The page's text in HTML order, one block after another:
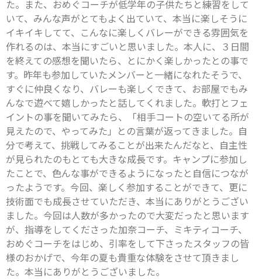
た。また、おめぐコーチが低学年の子供たちと練習をして
いて、みんな声がとてもよく出ていて、本当に楽しそうに
イキイキしてて、こんなに楽しくバレーができる雰囲気を
作れるのは、本当にすごいと思いました。本人に、３日間
を終えての感想を聞いたら、とにかく楽しかったとの事で
す。昨年も参加していたメンバーと一緒になれたそうで、
すぐに仲良くなり、バレーも楽しくできて、お部屋でもみ
んなで遊べて嬉しかったと話してくれました。軟打とフェ
イントの事を聞いてみたら、「相手コートの空いてる所が
見えたので、やってみた」との言葉が返ってきました。自
分で考えて、挑戦してみることが出来たんだなと、自主性
が見られたのもとても大きな成長です。キャンプに参加し
たことで、色んな事ができるようになったと自信につなが
ったようです。今回、楽しく参加することができて、更に
技術面でも成長させていただき、本当にありがとうござい
ました。今回は人数が多かったので大変だったと思います
が、指導をしてくださった加奈コーチ、ミキティコーチ、
おめぐコーチをはじめ、引率をして下さったスタッフの皆
様のおかげで、今年の夏も貴重な体験をさせて頂きまし
た。本当にありがとうございました。